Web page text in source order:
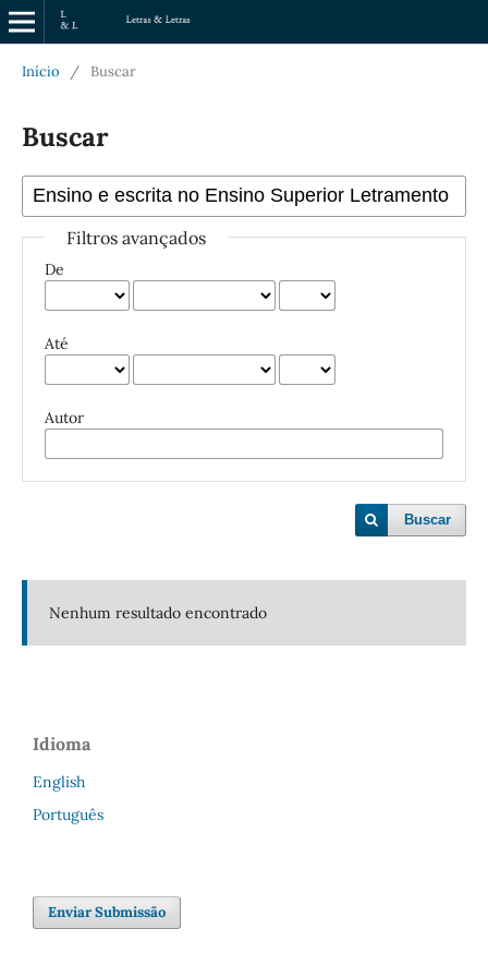
Início / Buscar
Buscar
Filtros avançados
De
Até
Autor
Buscar
Nenhum resultado encontrado
Idioma
English
Português
Enviar Submissão